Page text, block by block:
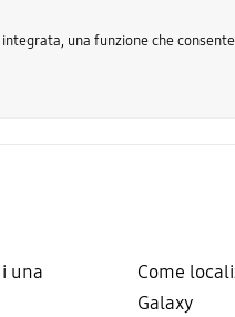
una funzione che
una
Come
Galaxy